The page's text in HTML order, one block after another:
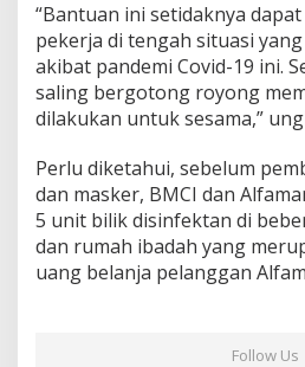
“Bantuan ini setidaknya
pekerja di tengah situasi
akibat pandemi Covid-19 ini.
saling bergotong royong
dilakukan untuk sesama,”
Perlu diketahui, sebelum
dan masker, BMCI dan
5 unit bilik disinfektan di
dan rumah ibadah yang
uang belanja pelanggan
Follow Us